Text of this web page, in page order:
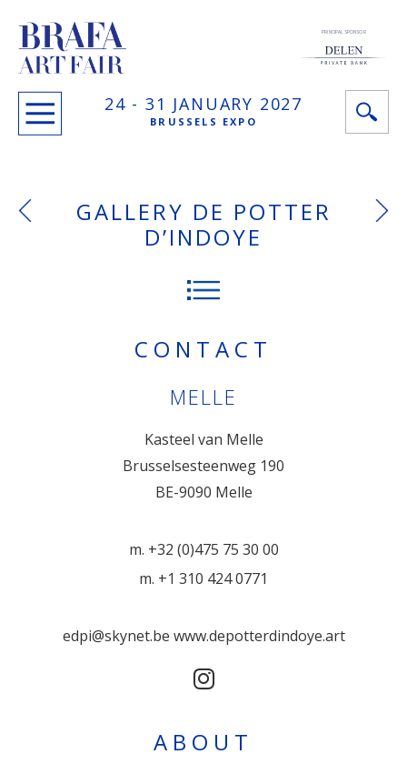
24 - 31 JANUARY 2027
BRUSSELS EXPO
PRINCIPAL SPONSOR
GALLERY DE POTTER
D’INDOYE
CONTACT
MELLE
Kasteel van Melle
Brusselsesteenweg 190
BE-9090 Melle
m. +32 (0)475 75 30 00
m. +1 310 424 0771
edpi@skynet.be www.depotterdindoye.art
ABOUT